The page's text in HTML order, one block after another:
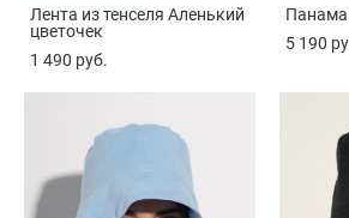
Лента из тенселя Аленький
цветочек
1 490 pуб.
5 190